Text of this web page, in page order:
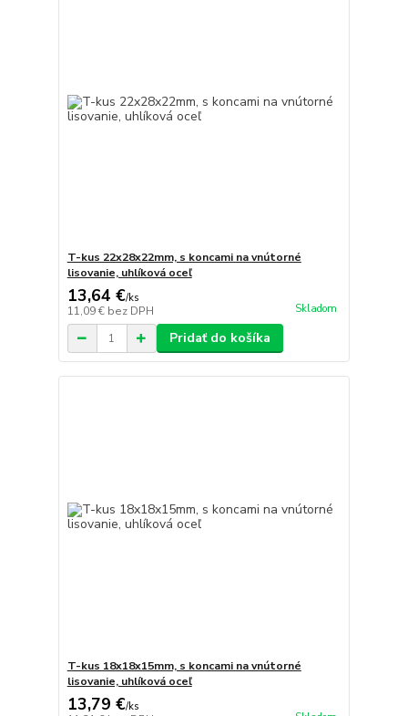
T-kus 22x28x22mm, s koncami na vnútorné
lisovanie, uhlíková oceľ
13,64 €/ks
11,09 € bez DPH Skladom
Pridať do košíka
T-kus 18x18x15mm, s koncami na vnútorné
lisovanie, uhlíková oceľ
13,79 €/ks